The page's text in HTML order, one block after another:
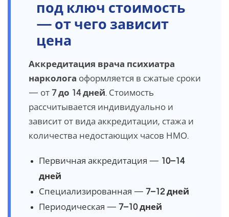
под ключ стоимость
— от чего зависит
цена
Аккредитация врача психиатра
нарколога оформляется в сжатые сроки
— от 7 до 14 дней. Стоимость
рассчитывается индивидуально и
зависит от вида аккредитации, стажа и
количества недостающих часов НМО.
Первичная аккредитация — 10–14
дней
Специализированная — 7–12 дней
Периодическая — 7–10 дней